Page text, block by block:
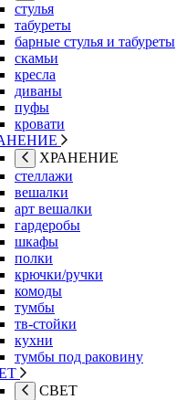
стулья
табуреты
барные стулья и табуреты
скамьи
кресла
диваны
пуфы
кровати
ХРАНЕНИЕ
стеллажи
вешалки
арт вешалки
гардеробы
шкафы
полки
крючки/ручки
комоды
тумбы
тв-стойки
кухни
тумбы под раковину
СВЕТ